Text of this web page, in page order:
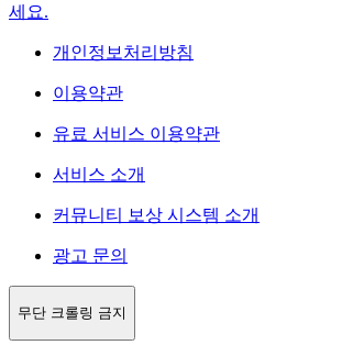
세요.
개인정보처리방침
이용약관
유료 서비스 이용약관
서비스 소개
커뮤니티 보상 시스템 소개
광고 문의
무단 크롤링 금지